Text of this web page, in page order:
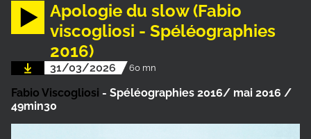
Apologie du slow (Fabio
viscogliosi - Spéléographies
2016)
31/03/2026 60 mn
Fabio Viscogliosi - Spéléographies 2016/ mai 2016 /
49min30